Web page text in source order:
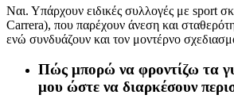
Ναι. Υπάρχουν ειδικές συλλογές με sport
Carrera), που παρέχουν άνεση και
ενώ συνδυάζουν και τον μοντέρνο
Πώς μπορώ να φροντίζω τα
μου ώστε να διαρκέσουν